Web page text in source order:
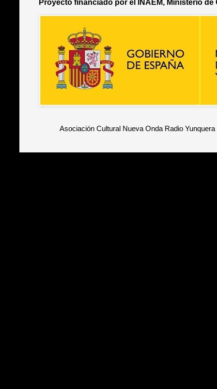
Proyecto financiado por el INAEM, Ministerio de
Asociación Cultural Nueva Onda Radio